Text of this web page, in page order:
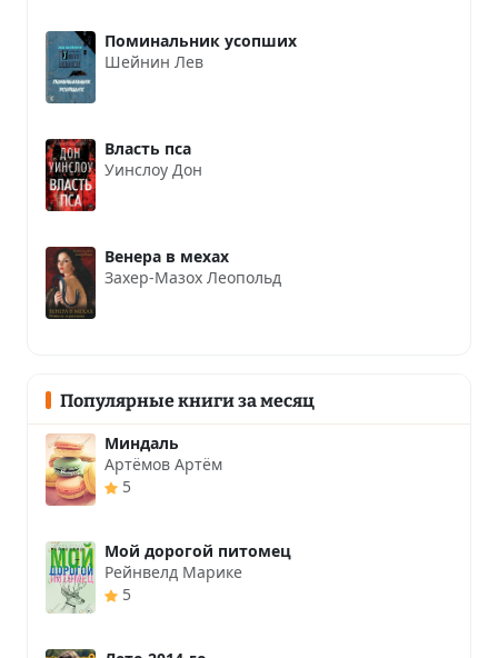
Поминальник усопших
Шейнин Лев
Власть пса
Уинслоу Дон
Венера в мехах
Захер-Мазох Леопольд
Популярные книги за месяц
Миндаль
Артёмов Артём
5
Мой дорогой питомец
Рейнвелд Марике
5